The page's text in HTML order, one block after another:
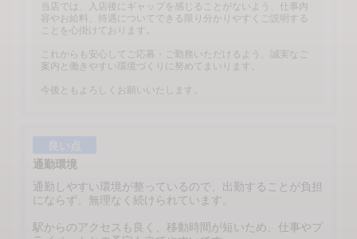
当店では、入店後にギャップを感じることがないよう、仕事内
容やお給料、待遇についてできる限り分かりやすくご説明する
ことを心掛けております。
これからも安心してご応募・ご勤務いただけるよう、誠実なご
案内と働きやすい環境づくりに努めてまいります。
今後ともよろしくお願いいたします。
通勤環境
通勤しやすい環境が整っているので、出勤することが負担
にならず、無理なく続けられています。
駅からのアクセスも良く、移動時間が短いため、仕事やプ